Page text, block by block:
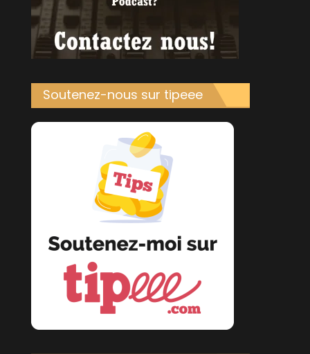
Soutenez-nous sur tipeee